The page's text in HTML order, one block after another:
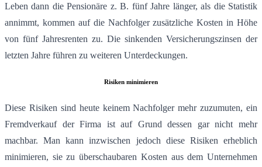
Leben dann die Pensionäre z. B. fünf Jahre länger, als die Statistik
annimmt, kommen auf die Nachfolger zusätzliche Kosten in Höhe
von fünf Jahresrenten zu. Die sinkenden Versicherungszinsen der
letzten Jahre führen zu weiteren Unterdeckungen.
Risiken minimieren
Diese Risiken sind heute keinem Nachfolger mehr zuzumuten, ein
Fremdverkauf der Firma ist auf Grund dessen gar nicht mehr
machbar. Man kann inzwischen jedoch diese Risiken erheblich
minimieren, sie zu überschaubaren Kosten aus dem Unternehmen